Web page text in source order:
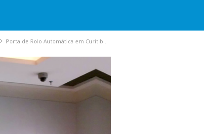
Porta de Rolo Automática em Curitiba no Bairro Alto da Glória